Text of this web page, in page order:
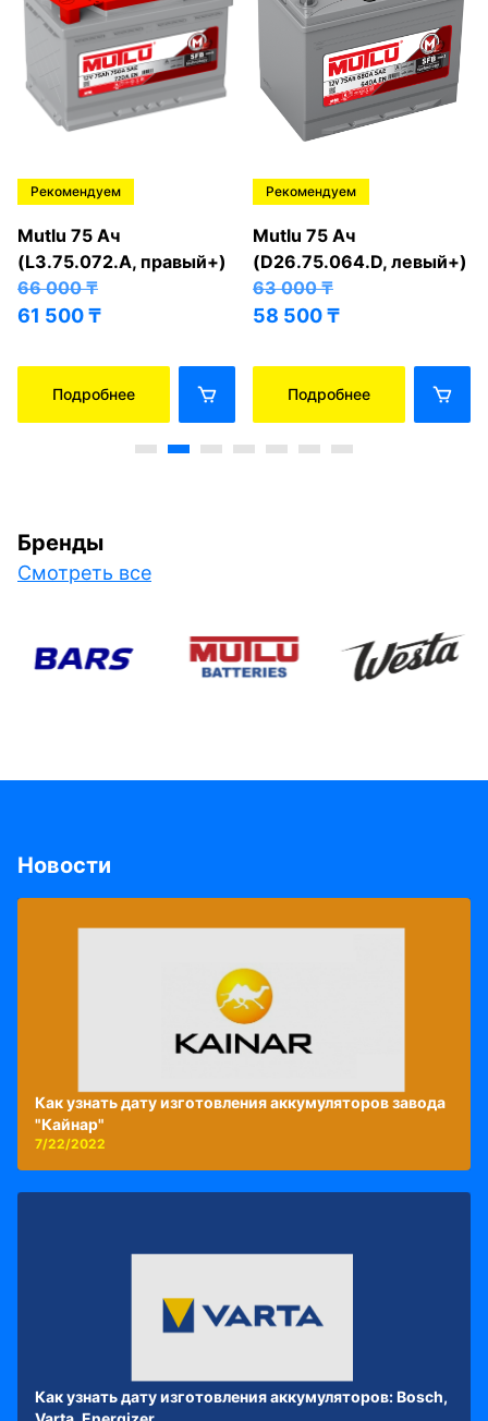
Рекомендуем
Mutlu 75 Ач
(L3.75.072.A, правый+)
66 000₸
61 500₸
Подробнее
Рекомендуем
Mutlu 75 Ач
(D26.75.064.D, левый+)
63 000₸
58 500₸
Подробнее
Бренды
Смотреть все
Новости
Как узнать дату изготовления аккумуляторов завода
"Кайнар"
7/22/2022
Как узнать дату изготовления аккумуляторов: Bosch,